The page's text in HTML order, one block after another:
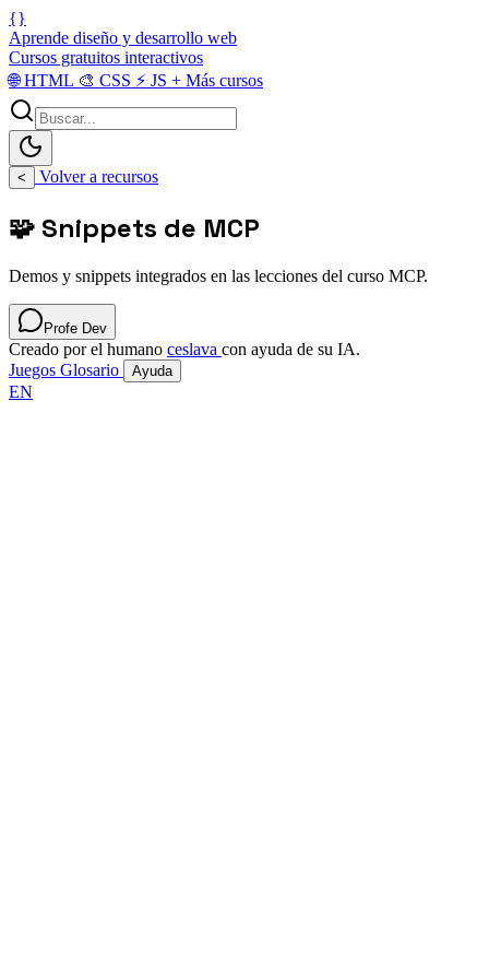
{}
Aprende diseño y desarrollo web
Cursos gratuitos interactivos
🌐HTML 🎨 CSS ⚡ JS + Más cursos
< Volver a recursos
🧩 Snippets de MCP
Demos y snippets integrados en las lecciones del curso MCP.
Profe Dev
Creado por el humano ceslava con ayuda de su IA.
Juegos Glosario Ayuda
EN